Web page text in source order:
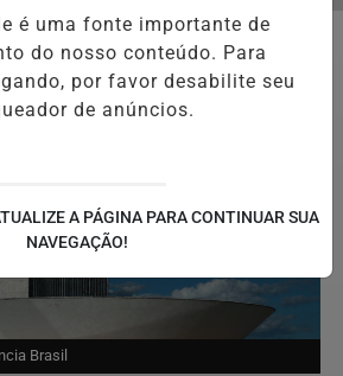
Brasil
é uma fonte importante de
do nosso conteúdo. Para
por favor desabilite seu
de anúncios.
A PÁGINA PARA CONTINUAR SUA
NAVEGAÇÃO!